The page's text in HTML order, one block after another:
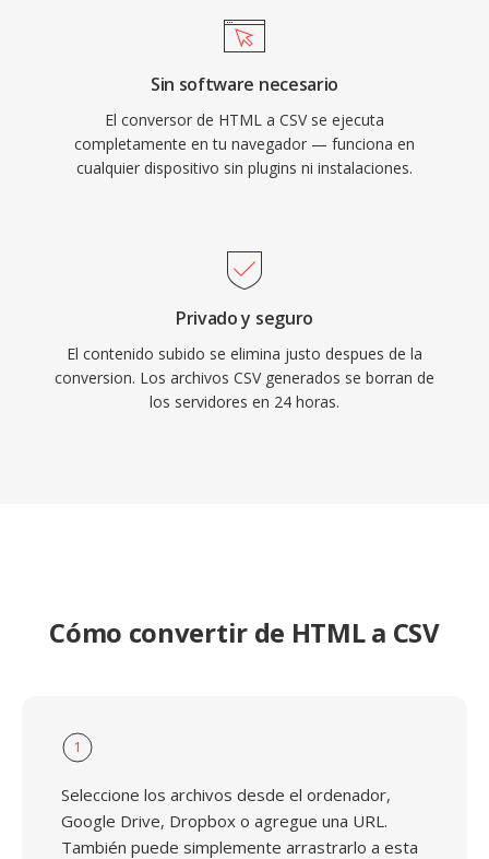
Sin software necesario
El conversor de HTML a CSV se ejecuta
completamente en tu navegador — funciona en
cualquier dispositivo sin plugins ni instalaciones.
Privado y seguro
El contenido subido se elimina justo despues de la
conversion. Los archivos CSV generados se borran de
los servidores en 24 horas.
Cómo convertir de HTML a CSV
1
Seleccione los archivos desde el ordenador,
Google Drive, Dropbox o agregue una URL.
También puede simplemente arrastrarlo a esta